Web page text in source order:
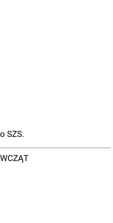
SZS.